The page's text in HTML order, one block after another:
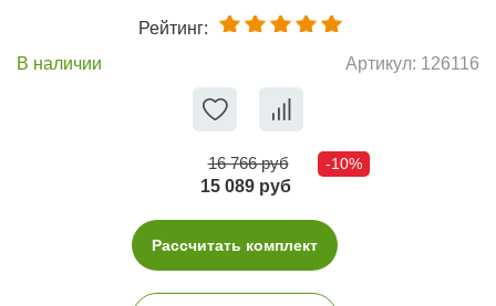
Рейтинг:
В наличии
Артикул: 126116
16 766 руб -10%
15 089 руб
Рассчитать комплект